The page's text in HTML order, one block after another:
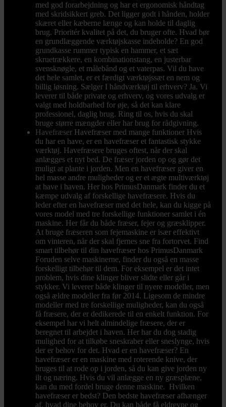
med god forarbejdning og har et ergonomisk håndtag
med skridsikkert greb. Det ligger godt i hånden, holder
skæret eller kæberne længe og kan holde til daglig
brug. Prioritér kvalitet på det, du bruger ofte. Hvad bør
en grundlæggende værktøjskasse indeholde? En god
grundkasse rummer typisk en hammer, et sæt
skruetrækkere, en kombinationstang, en justerbar
svensknøgle, et målebånd og et vaterpas. Vil du have
det hele samlet, er et færdigt værktøjssæt en nem og
billig løsning. Sælger I håndværktøj til erhverv? Ja. Vi
leverer til både private og erhverv, og vores udvalg er
valgt med holdbarhed for øje, så det kan klare
professionel, daglig brug. Ring til os, hvis du skal
bruge større mængder eller har brug for rådgivning.
Havefræser Havefræser med mange funktioner Hvis
du har en have, er en havefræser et fantastisk stykke
værktøj. Havefræsere bruges oftest, når der skal
anlægges et nyt bed. De fræser jorden op og gør det
muligt at plante i jorden. Men en havefræser giver en
hel masse andre muligheder og er et ægte multiværktøj
at have i haven. Her hos PrimusDanmark finder du et
kæmpe udvalg af forskellige havefræsere. Hvis du
leder efter en havefræser med det hele, kan du kigge på
vores model med tre forskellige funktioner samlet i én
maskine. Her får du både fræser, fejer og græsklipper.
At bruge fræseren som fejemaskine er især effektivt
om vinteren, når der skal fjernes sne fra fortorvet. Find
smart tilbehør til din havefræser hos PrimusDanmark
Foruden selve maskinerne, finder du også en masse
forskelligt tilbehør til dem. For eksempel er det intet
problem, hvis dine klinger bliver slidte eller går i
stykker. Vi leverer både klinger til nyere modeller, men
også ældre modeller fra før 2014. Ligesom de mindre
modeller med tre forskellige muligheder, kan du også
få fræsere, der er dedikerede til en enkelt funktion. For
eksempel har vi helt almindelige fræsere, der er
beregnet til arbejdet i haven. Her har du dog stadig
mulighed for at tilkøbe sneskraber eller sneslynge, hvis
der er behov for det. Hvad er en havefræser? En
havefræser er en maskine med roterende knive, der
bruges til at rode op i jorden, så du kan give jorden ny
ilt og næring. Hvis du vil anlægge en ny græsplæne,
kan du med fordel bruge denne maskine. Hvilken
havefræser er bedst? Den bedste havefræser afhænger
af, hvad dine behov er. Du kan både få eldrevne og